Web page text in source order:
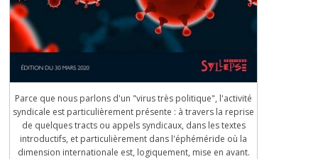
Parce que nous parlons d'un "virus très politique", l'activité
syndicale est particulièrement présente : à travers la reprise
de quelques tracts ou appels syndicaux, dans les textes
introductifs, et particulièrement dans l'éphéméride où la
dimension internationale est, logiquement, mise en avant.